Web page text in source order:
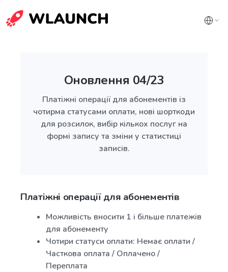
Оновлення 04/23
Платіжні операції для абонементів із
чотирма статусами оплати, нові шорткоди
для розсилок, вибір кількох послуг на
формі запису та зміни у статистиці
записів.
Платіжні операції для абонементів
Можливість вносити 1 і більше платежів
для абонементу
Чотири статуси оплати: Немає оплати /
Часткова оплата / Оплачено /
Переплата